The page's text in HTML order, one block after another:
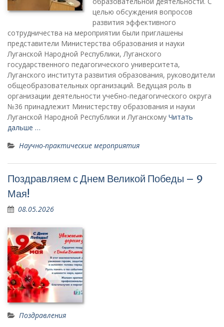
целью обсуждения вопросов
развития эффективного
сотрудничества на мероприятии были приглашены
представители Министерства образования и науки
Луганской Народной Республики, Луганского
государственного педагогического университета,
Луганского института развития образования, руководители
общеобразовательных организаций. Ведущая роль в
организации деятельности учебно-педагогического округа
№36 принадлежит Министерству образования и науки
Луганской Народной Республики и Луганскому Читать
дальше …
Научно-практические мероприятия
Поздравляем с Днем Великой Победы – 9
Мая!
08.05.2026
Поздравления